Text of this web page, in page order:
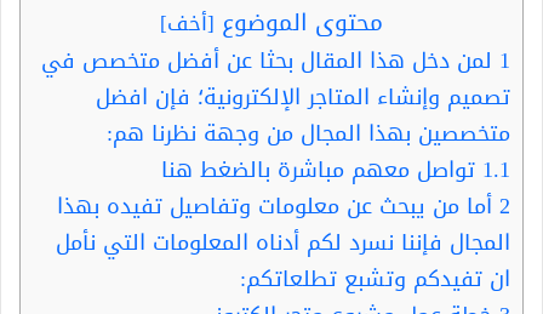
محتوى الموضوع [أخف]
1 لمن دخل هذا المقال بحثا عن أفضل متخصص في
تصميم وإنشاء المتاجر الإلكترونية؛ فإن افضل
متخصصين بهذا المجال من وجهة نظرنا هم:
1.1 تواصل معهم مباشرة بالضغط هنا
2أما من يبحث عن معلومات وتفاصيل تفيده بهذا
المجال فإننا نسرد لكم أدناه المعلومات التي نأمل
ان تفيدكم وتشبع تطلعاتكم: